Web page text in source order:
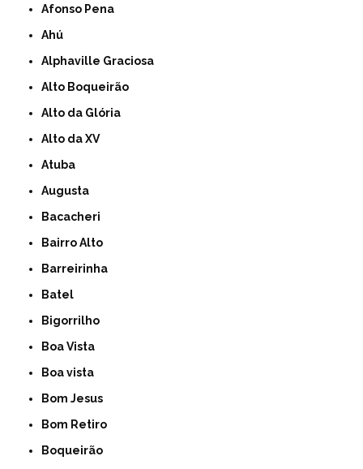
Afonso Pena
Ahú
Alphaville Graciosa
Alto Boqueirão
Alto da Glória
Alto da XV
Atuba
Augusta
Bacacheri
Bairro Alto
Barreirinha
Batel
Bigorrilho
Boa Vista
Boa vista
Bom Jesus
Bom Retiro
Boqueirão